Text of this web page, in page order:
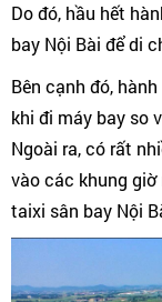
Do đó, hầu hết
bay Nội Bài để di
Bên cạnh đó,
khi đi máy bay so
Ngoài ra, có rất
vào các khung giờ
taixi sân bay Nội